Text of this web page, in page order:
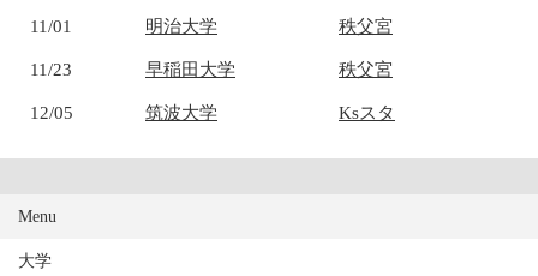
11/01 明治大学 秩父宮
11/23 早稲田大学 秩父宮
12/05 筑波大学 Ksスタ
Menu
大学